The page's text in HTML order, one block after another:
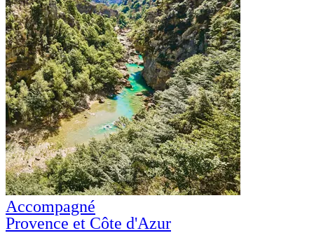
Accompagné
Provence et Côte d'Azur